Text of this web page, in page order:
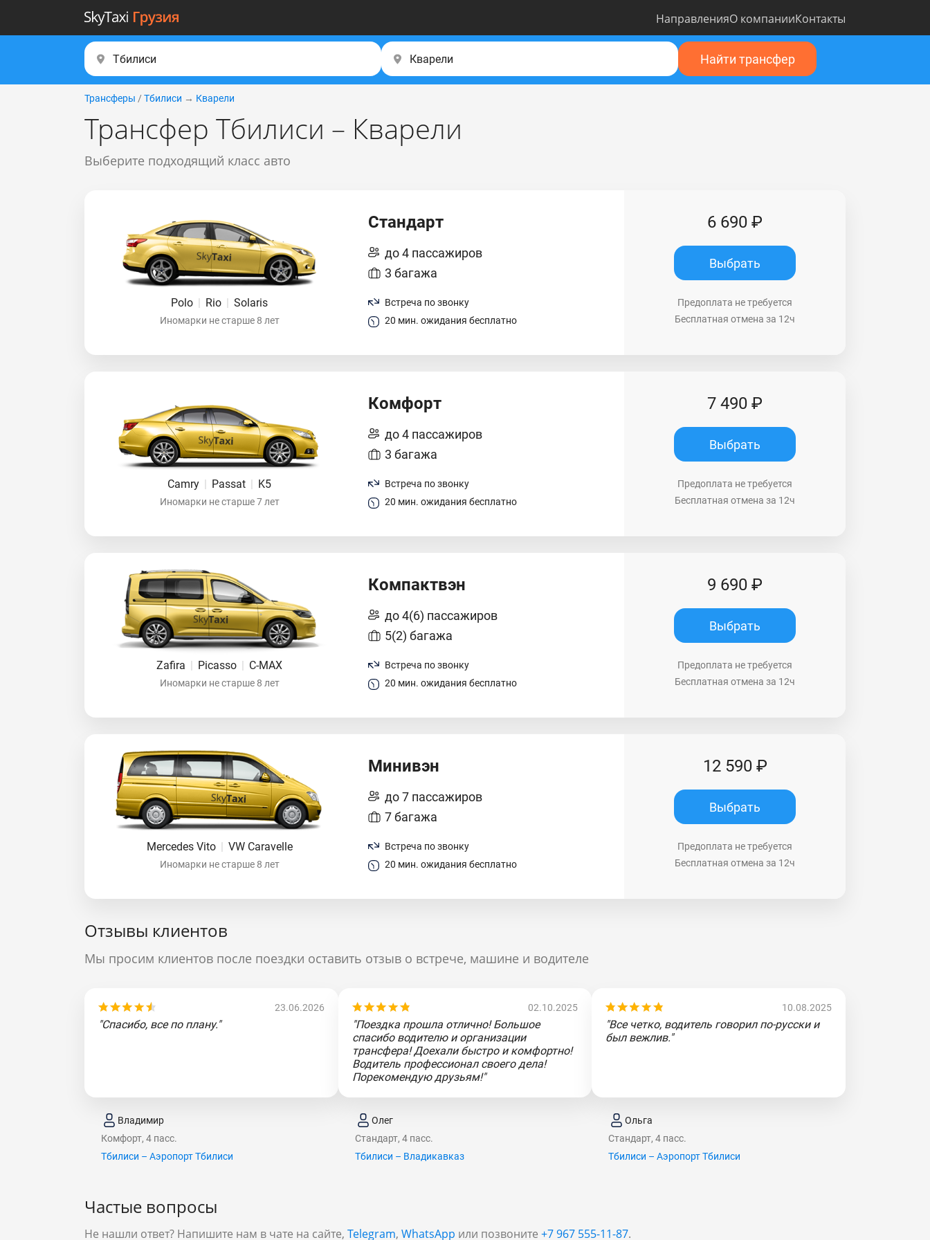
НаправленияО компанииКонтакты
Найти трансфер
Трансферы / Тбилиси → Кварели
Трансфер Тбилиси – Кварели
Выберите подходящий класс авто
Polo | Rio | Solaris
Иномарки не старше 8 лет
Стандарт
до 4 пассажиров
3 багажа
Встреча по звонку
20 мин. ожидания бесплатно
6 690 ₽
Выбрать
Предоплата не требуется
Бесплатная отмена за 12ч
Camry | Passat | K5
Иномарки не старше 7 лет
Комфорт
до 4 пассажиров
3 багажа
Встреча по звонку
20 мин. ожидания бесплатно
7 490 ₽
Выбрать
Предоплата не требуется
Бесплатная отмена за 12ч
Zafira | Picasso | C-MAX
Иномарки не старше 8 лет
Компактвэн
до 4(6) пассажиров
5(2) багажа
Встреча по звонку
20 мин. ожидания бесплатно
9 690 ₽
Выбрать
Предоплата не требуется
Бесплатная отмена за 12ч
Mercedes Vito | VW Caravelle
Иномарки не старше 8 лет
Минивэн
до 7 пассажиров
7 багажа
Встреча по звонку
20 мин. ожидания бесплатно
12 590 ₽
Выбрать
Предоплата не требуется
Бесплатная отмена за 12ч
Отзывы клиентов
Мы просим клиентов после поездки оставить отзыв о встрече, машине и водителе
23.06.2026
"Спасибо, все по плану."
Владимир
Комфорт, 4 пасс.
Тбилиси – Аэропорт Тбилиси
02.10.2025
"Поездка прошла отлично! Большое
спасибо водителю и организации
трансфера! Доехали быстро и комфортно!
Водитель профессионал своего дела!
Порекомендую друзьям!"
Олег
Стандарт, 4 пасс.
Тбилиси – Владикавказ
10.08.2025
"Все четко, водитель говорил по-русски и
был вежлив."
Ольга
Стандарт, 4 пасс.
Тбилиси – Аэропорт Тбилиси
Частые вопросы
Не нашли ответ? Напишите нам в чате на сайте, Telegram, WhatsApp или позвоните +7 967 555-11-87.